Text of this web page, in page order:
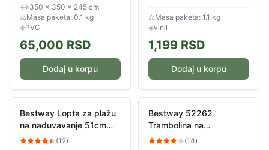
↔350 × 350 × 245 cm
⚖Masa paketa: 0.1 kg
◈PVC
65,000 RSD
Dodaj u korpu
nošenje i brzo se naduvava, a
doneće vam puno dobre
zabave! Možete ga...
⚖Masa paketa: 1.1 kg
◈vinil
1,199 RSD
Dodaj u korpu
Bestway Lopta za plažu
na naduvavanje 51cm
91042
(12)
Bestway 52262
Trambolina na
naduvavanje 108x86cm
(14)